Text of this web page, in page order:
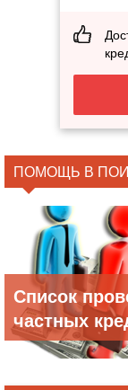
ПОМОЩЬ В
Список
частных